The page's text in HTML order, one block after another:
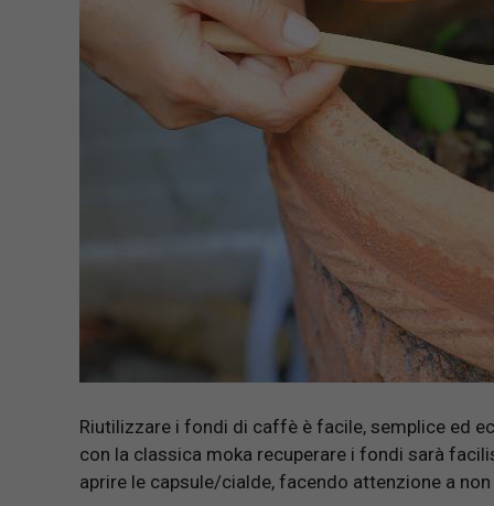
Riutilizzare i fondi di caffè è facile, semplice ed
con la classica moka recuperare i fondi sarà
aprire le capsule/cialde, facendo attenzione a